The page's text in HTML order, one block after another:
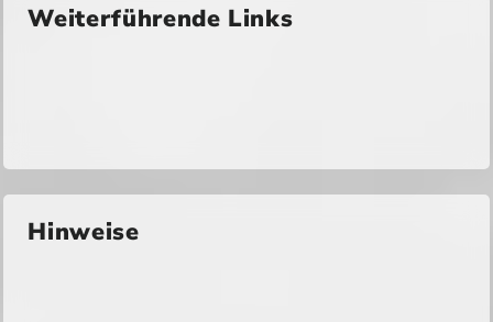
Weiterführende Links
Hinweise